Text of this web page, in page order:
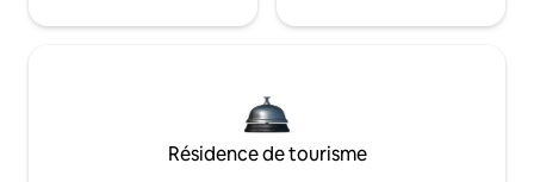
Résidence de tourisme